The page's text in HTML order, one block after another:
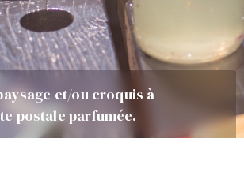
et/ou croquis à
postale parfumée.